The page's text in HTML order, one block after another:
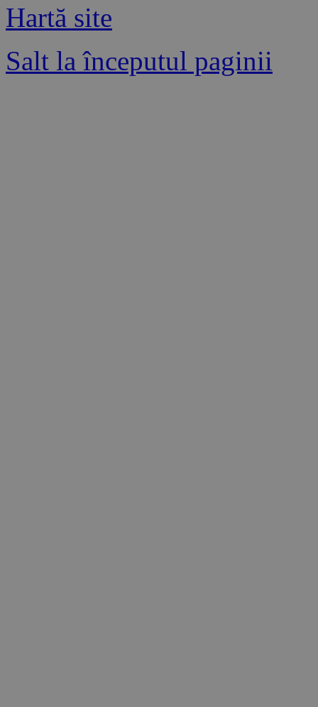
Hartă site
Salt la începutul paginii